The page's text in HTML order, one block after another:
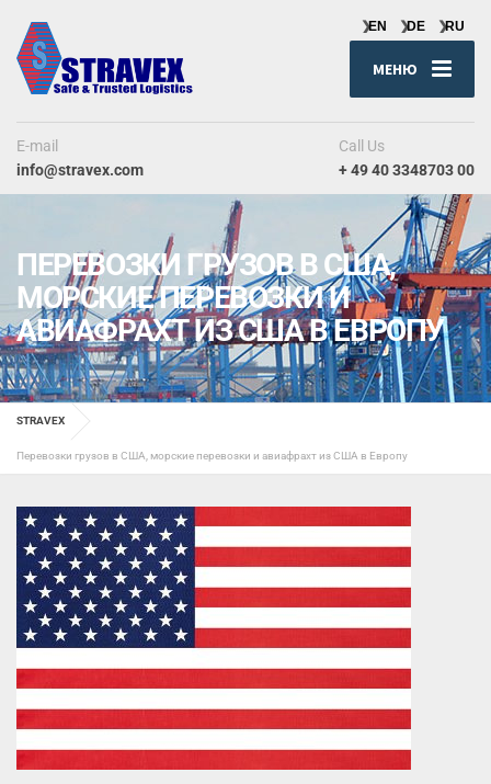
МЕНЮ
E-mail
info@stravex.com
Call Us
+ 49 40 3348703 00
ПЕРЕВОЗКИ ГРУЗОВ В США,
МОРСКИЕ ПЕРЕВОЗКИ И
АВИАФРАХТ ИЗ США В ЕВРОПУ
STRAVEX
Перевозки грузов в США, морские перевозки и авиафрахт из США в Европу